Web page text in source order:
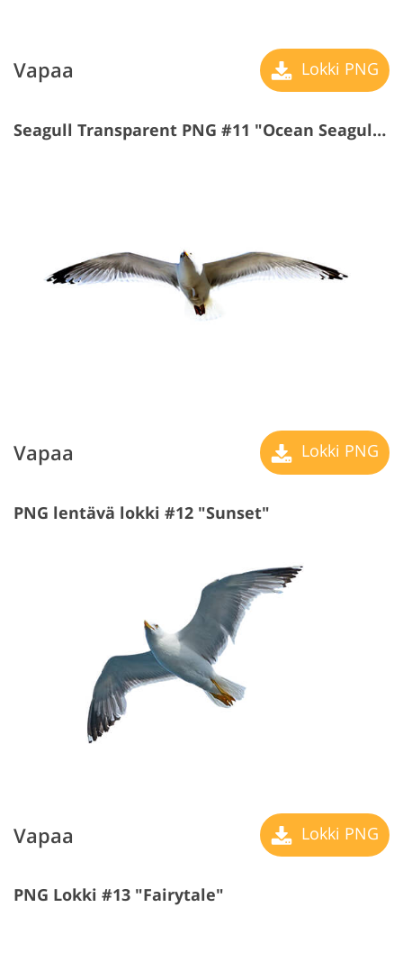
Vapaa Lokki PNG
Seagull Transparent PNG #11 "Ocean Seagulls"
Vapaa Lokki PNG
PNG lentävä lokki #12 "Sunset"
Vapaa Lokki PNG
PNG Lokki #13 "Fairytale"